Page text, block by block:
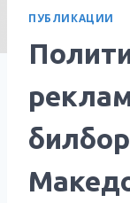
ПУБЛИКАЦИИ